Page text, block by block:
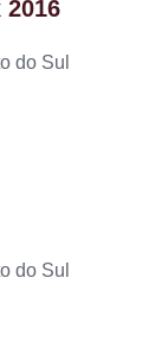
do Sul
do Sul